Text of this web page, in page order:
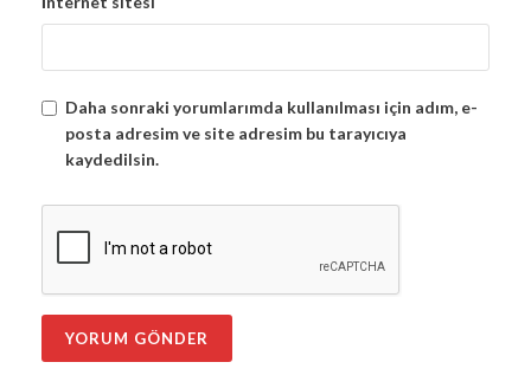
Daha sonraki yorumlarımda kullanılması için adım, e-
posta adresim ve site adresim bu tarayıcıya
kaydedilsin.